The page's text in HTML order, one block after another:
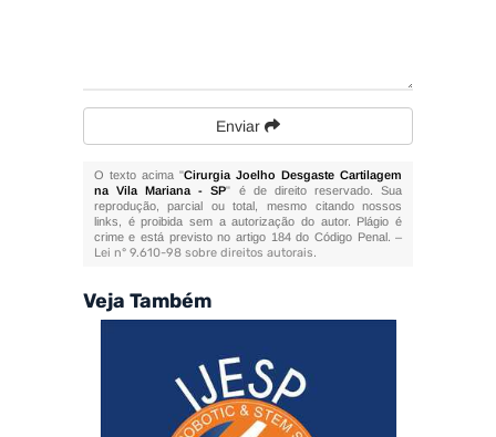
Enviar
O texto acima "Cirurgia Joelho Desgaste Cartilagem
na Vila Mariana - SP" é de direito reservado. Sua
reprodução, parcial ou total, mesmo citando nossos
links, é proibida sem a autorização do autor. Plágio é
crime e está previsto no artigo 184 do Código Penal. –
Lei n° 9.610-98 sobre direitos autorais.
Veja Também